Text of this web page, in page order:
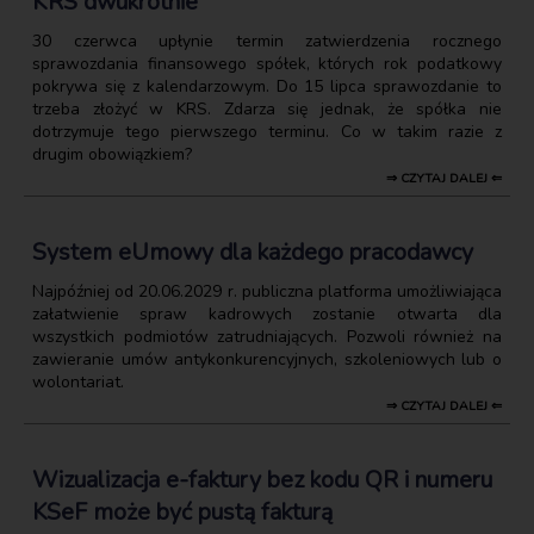
30 czerwca upłynie termin zatwierdzenia rocznego
sprawozdania finansowego spółek, których rok podatkowy
pokrywa się z kalendarzowym. Do 15 lipca sprawozdanie to
trzeba złożyć w KRS. Zdarza się jednak, że spółka nie
dotrzymuje tego pierwszego terminu. Co w takim razie z
drugim obowiązkiem?
⇒ CZYTAJ DALEJ ⇐
System eUmowy dla każdego pracodawcy
Najpóźniej od 20.06.2029 r. publiczna platforma umożliwiająca
załatwienie spraw kadrowych zostanie otwarta dla
wszystkich podmiotów zatrudniających. Pozwoli również na
zawieranie umów antykonkurencyjnych, szkoleniowych lub o
wolontariat.
⇒ CZYTAJ DALEJ ⇐
Wizualizacja e-faktury bez kodu QR i numeru
KSeF może być pustą fakturą